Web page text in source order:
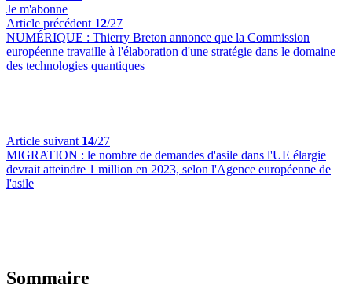
Je m'abonne
Article précédent 12/27
NUMÉRIQUE : Thierry Breton annonce que la Commission
européenne travaille à l'élaboration d'une stratégie dans le domaine
des technologies quantiques
Article suivant 14/27
MIGRATION : le nombre de demandes d'asile dans l'UE élargie
devrait atteindre 1 million en 2023, selon l'Agence européenne de
l'asile
Sommaire